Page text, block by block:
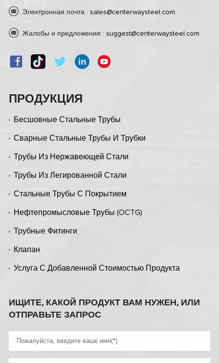
Электронная почта : sales@centerwaysteel.com
Жалобы и предложения : suggest@centerwaysteel.com
ПРОДУКЦИЯ
Бесшовные Стальные Трубы
Сварные Стальные Трубы И Трубки
Трубы Из Нержавеющей Стали
Трубы Из Легированной Стали
Стальные Трубы С Покрытием
Нефтепромысловые Трубы (OCTG)
Трубные Фитинги
Клапан
Услуга С Добавленной Стоимостью Продукта
ИЩИТЕ, КАКОЙ ПРОДУКТ ВАМ НУЖЕН, ИЛИ
ОТПРАВЬТЕ ЗАПРОС